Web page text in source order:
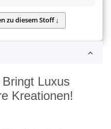
Luxus
Kreationen!